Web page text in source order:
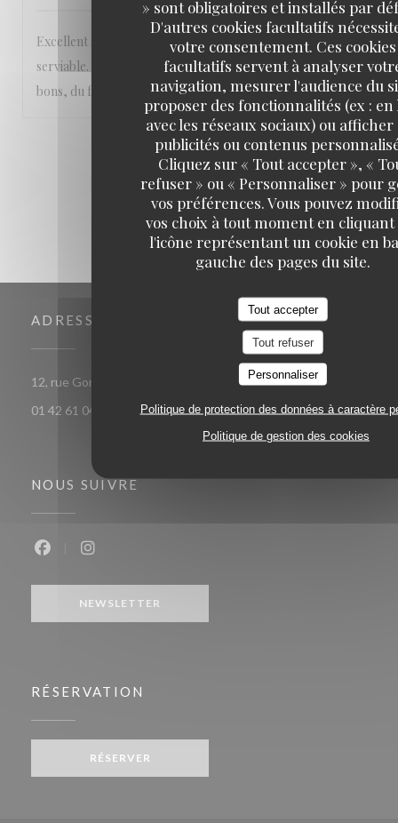
» sont obligatoires et installés par
D'autres cookies facultatifs
votre consentement. Ces cookies
facultatifs servent à analyser
navigation, mesurer l'audience du
proposer des fonctionnalités (ex : en
avec les réseaux sociaux) ou afficher
publicités ou contenus
Cliquez sur « Tout accepter », «
refuser » ou « Personnaliser » pour
vos préférences. Vous pouvez
vos choix à tout moment en
l'icône représentant un cookie en
gauche des pages du site.
Tout accepter
Tout refuser
Personnaliser
Politique de protection des données à caractère
Politique de gestion des cookies
Excellent accueil et service ! Personnel très aimable et
serviable. Sourires qui s'ajoutent aux plats vraiment très
bons, du fait maison 💯 réservez vite 😊
1 2 3
ADRESSE
12, rue Gomboust 75001 PARIS
((ouvre une nouvelle fenêtre))
01 42 61 04 18
NOUS SUIVRE
NEWSLETTER
RÉSERVATION
RÉSERVER